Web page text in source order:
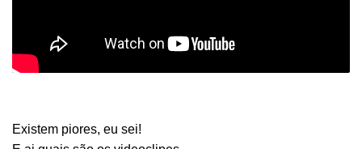
Existem piores, eu sei!